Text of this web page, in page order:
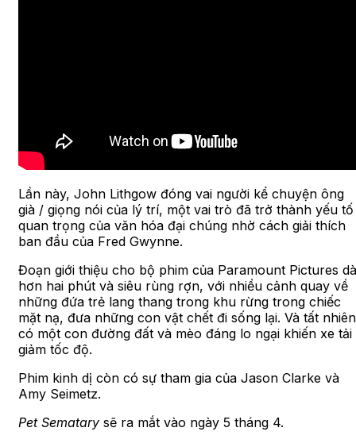
Lần này, John Lithgow đóng vai người kể chuyện ông
già / giọng nói của lý trí, một vai trò đã trở thành yếu tố
quan trọng của văn hóa đại chúng nhờ cách giải thích
ban đầu của Fred Gwynne.
Đoạn giới thiệu cho bộ phim của Paramount Pictures
hơn hai phút và siêu rùng rợn, với nhiều cảnh quay về
những đứa trẻ lang thang trong khu rừng trong chiếc
mặt nạ, đưa những con vật chết đi sống lại. Và tất
có một con đường đất và mèo đáng lo ngại khiến xe tải
giảm tốc độ.
Phim kinh dị còn có sự tham gia của Jason Clarke và
Amy Seimetz.
Pet Sematary sẽ ra mắt vào ngày 5 tháng 4.